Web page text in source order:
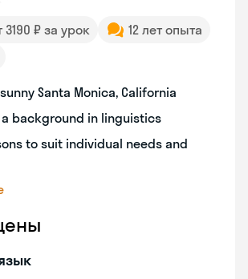
3190 ₽ за урок
12 лет опыта
Santa Monica, California
a background in linguistics
to suit individual needs and